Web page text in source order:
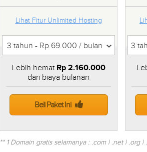
Lihat Fitur Unlimited Hosting
Lebih hemat Rp 2.160.000
dari biaya bulanan
Beli Paket Ini
** 1 Domain gratis selamanya : .com | .net | .org